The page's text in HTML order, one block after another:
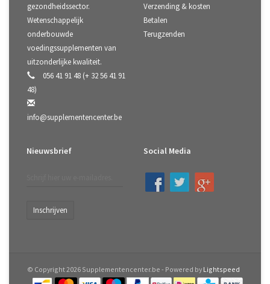
gezondheidssector.
Wetenschappelijk
onderbouwde
voedingssupplementen van
uitzonderlijke kwaliteit.
056 41 91 48 (+ 32 56 41 91
48)
info@supplementencenter.be
Verzending & kosten
Betalen
Terugzenden
Nieuwsbrief
Inschrijven
Social Media
© Copyright 2026 Supplementencenter.be - Powered by Lightspeed